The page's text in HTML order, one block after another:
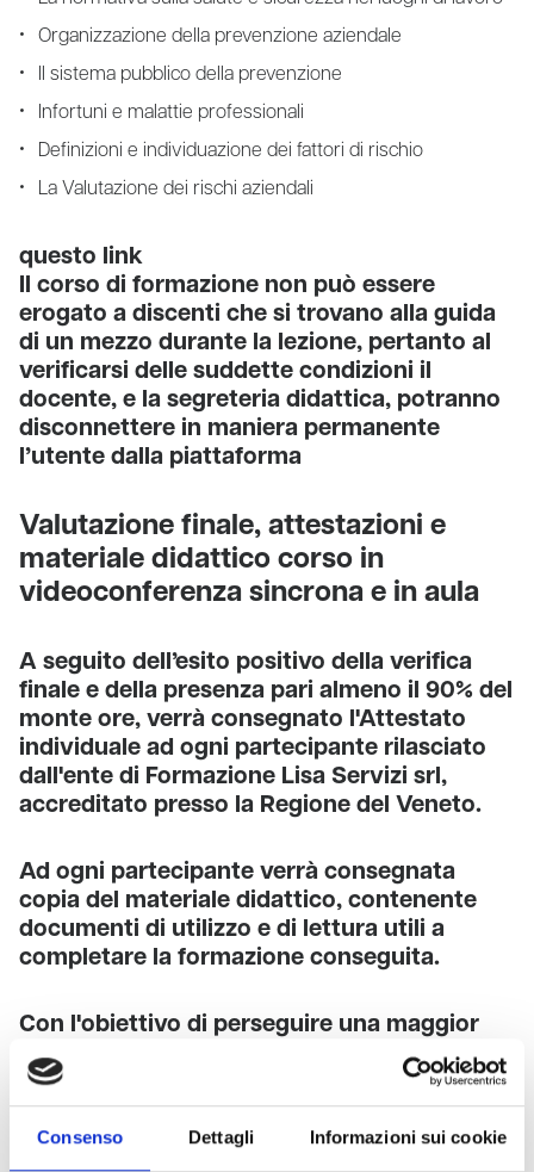
Consenso Dettagli Informazioni sui cookie
Organizzazione della prevenzione aziendale
Il sistema pubblico della prevenzione
Infortuni e malattie professionali
Definizioni e individuazione dei fattori di rischio
La Valutazione dei rischi aziendali
questo link
Il corso di formazione non può essere
erogato a discenti che si trovano alla guida
di un mezzo durante la lezione, pertanto al
verificarsi delle suddette condizioni il
docente, e la segreteria didattica, potranno
disconnettere in maniera permanente
l’utente dalla piattaforma
Valutazione finale, attestazioni e
materiale didattico corso in
videoconferenza sincrona e in aula
A seguito dell’esito positivo della verifica
finale e della presenza pari almeno il 90% del
monte ore, verrà consegnato l'Attestato
individuale ad ogni partecipante rilasciato
dall'ente di Formazione Lisa Servizi srl,
accreditato presso la Regione del Veneto.
Ad ogni partecipante verrà consegnata
copia del materiale didattico, contenente
documenti di utilizzo e di lettura utili a
completare la formazione conseguita.
Con l'obiettivo di perseguire una maggior
ecosostenibilità, riducendo sprechi di carta
e corrente, l'attestato individuale e il
materiale didattico saranno forniti tramite
supporto elettronico (formato PDF).